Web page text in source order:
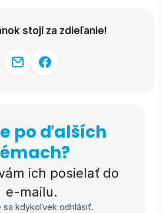
stojí za zdieľanie!
po ďalších
ich posielať do
e-⁠mailu.
sa kdykoľvek odhlásiť.